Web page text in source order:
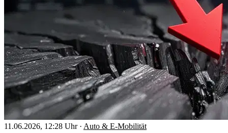
11.06.2026, 12:28 Uhr · Auto & E-Mobilität